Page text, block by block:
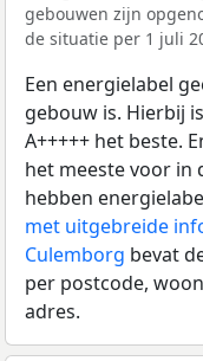
gebouwen zijn
de situatie per 1 juli
Een energielabel
gebouw is. Hierbij
A+++++ het beste.
het meeste voor in
hebben
met uitgebreide
Culemborg bevat
per postcode,
adres.